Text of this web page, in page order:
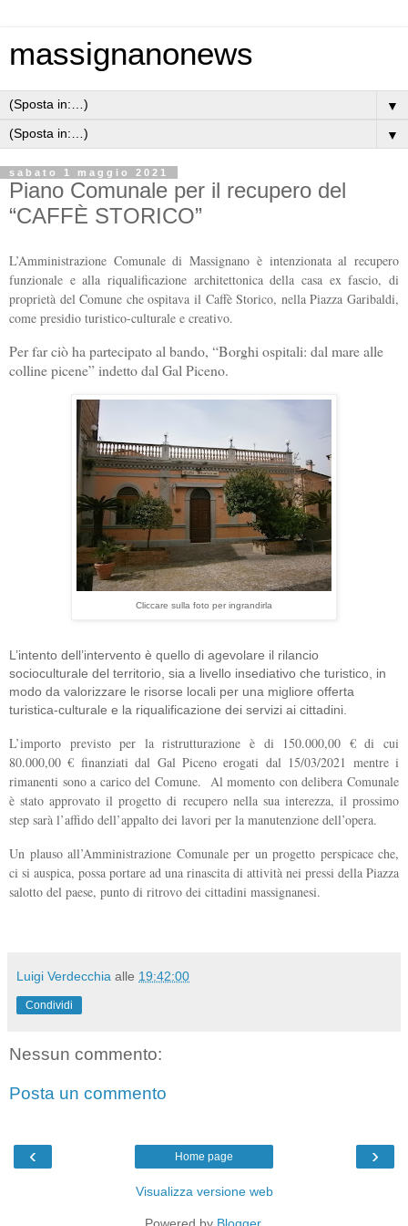
massignanonews
▼
▼
sabato 1 maggio 2021
Piano Comunale per il recupero del
“CAFFÈ STORICO”
L’Amministrazione Comunale di Massignano è intenzionata al recupero
funzionale e alla riqualificazione architettonica della casa ex fascio, di
proprietà del Comune che ospitava il Caffè Storico, nella Piazza Garibaldi,
come presidio turistico-culturale e creativo.
Per far ciò ha partecipato al bando, “Borghi ospitali: dal mare alle
colline picene” indetto dal Gal Piceno.
Cliccare sulla foto per ingrandirla
L’intento dell’intervento è quello di agevolare il rilancio
socioculturale del territorio, sia a livello insediativo che turistico, in
modo da valorizzare le risorse locali per una migliore offerta
turistica-culturale e la riqualificazione dei servizi ai cittadini.
L’importo previsto per la ristrutturazione è di 150.000,00 € di cui
80.000,00 € finanziati dal Gal Piceno erogati dal 15/03/2021 mentre i
rimanenti sono a carico del Comune. Al momento con delibera Comunale
è stato approvato il progetto di recupero nella sua interezza, il prossimo
step sarà l’affido dell’appalto dei lavori per la manutenzione dell’opera.
Un plauso all’Amministrazione Comunale per un progetto perspicace che,
ci si auspica, possa portare ad una rinascita di attività nei pressi della Piazza
salotto del paese, punto di ritrovo dei cittadini massignanesi.
Luigi Verdecchia alle 19:42:00
Condividi
Nessun commento:
Posta un commento
‹ ›
Home page
Visualizza versione web